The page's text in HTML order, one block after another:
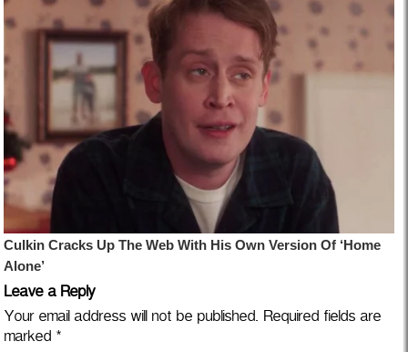
Leave a Reply
Your email address will not be published. Required fields are
marked *